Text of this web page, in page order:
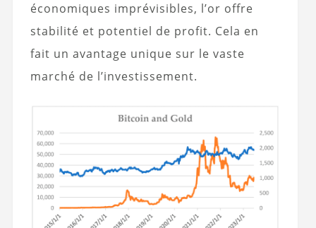
économiques imprévisibles, l’or offre
stabilité et potentiel de profit. Cela en
fait un avantage unique sur le vaste
marché de l’investissement.